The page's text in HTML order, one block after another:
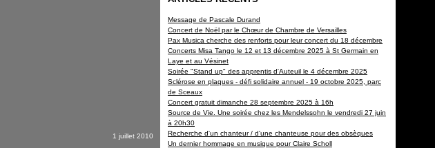
1 juillet 2010
Message de Pascale Durand
Concert de Noël par le Chœur de Chambre de Versailles
Pax Musica cherche des renforts pour leur concert du 18 décembre
Concerts Misa Tango le 12 et 13 décembre 2025 à St Germain en
Laye et au Vésinet
Soirée "Stand up" des apprentis d'Auteuil le 4 décembre 2025
Sclérose en plaques - défi solidaire annuel - 19 octobre 2025, parc
de Sceaux
Concert gratuit dimanche 28 septembre 2025 à 16h
Source de Vie. Une soirée chez les Mendelssohn le vendredi 27 juin
à 20h30
Recherche d'un chanteur / d'une chanteuse pour des obsèques
Un dernier hommage en musique pour Claire Scholl